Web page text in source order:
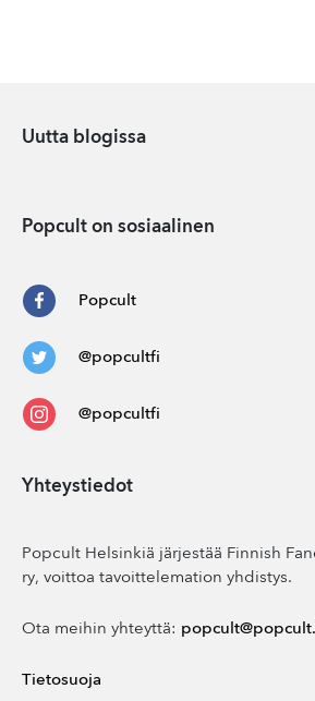
Uutta blogissa
Popcult on sosiaalinen
Popcult
@popcultfi
@popcultfi
Yhteystiedot
Popcult Helsinkiä järjestää Finnish
ry, voittoa tavoittelemation yhdistys.
Ota meihin yhteyttä:
Tietosuoja